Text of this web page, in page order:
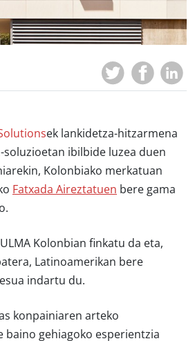
ek lankidetza-hitzarmena
ibilbide luzea duen
Kolonbiako merkatuan
Fatxada Aireztatuen bere gama
Kolonbian finkatu da eta,
Latinoamerikan bere
indartu du.
konpainiaren arteko
baino gehiagoko esperientzia